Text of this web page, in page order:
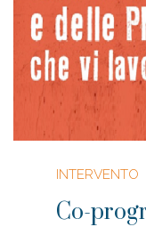
INTERVENTO
Co-